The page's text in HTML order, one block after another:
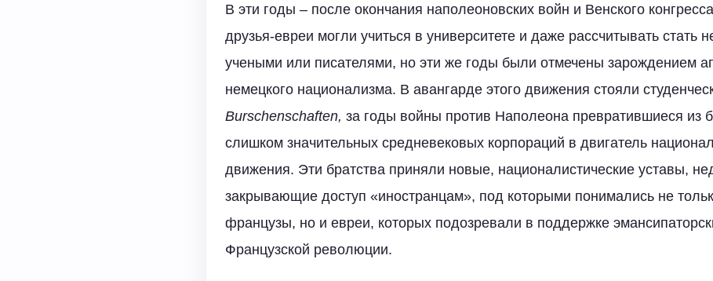
В эти годы – после окончания наполеоновских войн и Венского
друзья-евреи могли учиться в университете и даже рассчитывать стать
учеными или писателями, но эти же годы были отмечены зарождением
немецкого национализма. В авангарде этого движения стояли
Burschenschaften, за годы войны против Наполеона превратившиеся из
слишком значительных средневековых корпораций в двигатель
движения. Эти братства приняли новые, националистические уставы,
закрывающие доступ «иностранцам», под которыми понимались не
французы, но и евреи, которых подозревали в поддержке
Французской революции.